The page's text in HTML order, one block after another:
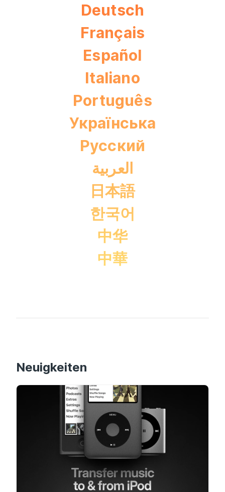
Deutsch
Français
Español
Italiano
Português
Українська
Pусский
العربية
日本語
한국어
中华
中華
Neuigkeiten